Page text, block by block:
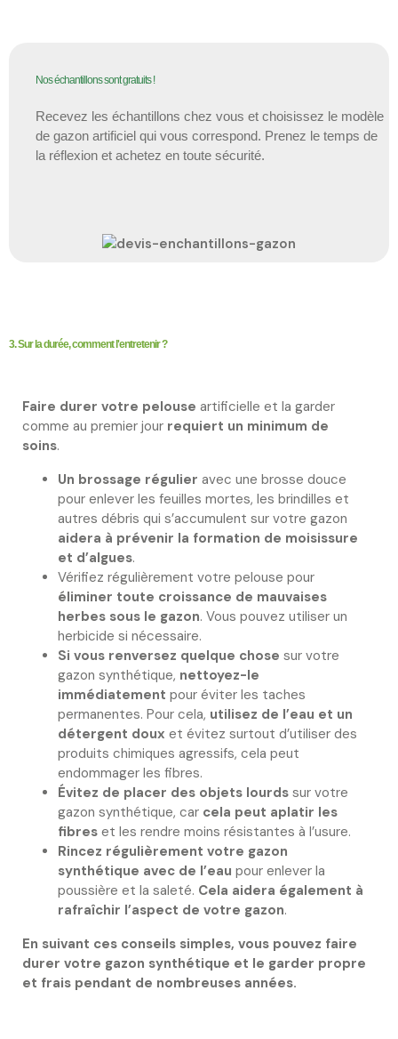
Nos échantillons sont gratuits !
Recevez les échantillons chez vous et choisissez le modèle
de gazon artificiel qui vous correspond. Prenez le temps de
la réflexion et achetez en toute sécurité.
3. Sur la durée, comment l'entretenir ?
Faire durer votre pelouse artificielle et la garder
comme au premier jour requiert un minimum de
soins.
Un brossage régulier avec une brosse douce
pour enlever les feuilles mortes, les brindilles et
autres débris qui s’accumulent sur votre gazon
aidera à prévenir la formation de moisissure
et d’algues.
Vérifiez régulièrement votre pelouse pour
éliminer toute croissance de mauvaises
herbes sous le gazon. Vous pouvez utiliser un
herbicide si nécessaire.
Si vous renversez quelque chose sur votre
gazon synthétique, nettoyez-le
immédiatement pour éviter les taches
permanentes. Pour cela, utilisez de l’eau et un
détergent doux et évitez surtout d’utiliser des
produits chimiques agressifs, cela peut
endommager les fibres.
Évitez de placer des objets lourds sur votre
gazon synthétique, car cela peut aplatir les
fibres et les rendre moins résistantes à l’usure.
Rincez régulièrement votre gazon
synthétique avec de l’eau pour enlever la
poussière et la saleté. Cela aidera également à
rafraîchir l’aspect de votre gazon.
En suivant ces conseils simples, vous pouvez faire
durer votre gazon synthétique et le garder propre
et frais pendant de nombreuses années.